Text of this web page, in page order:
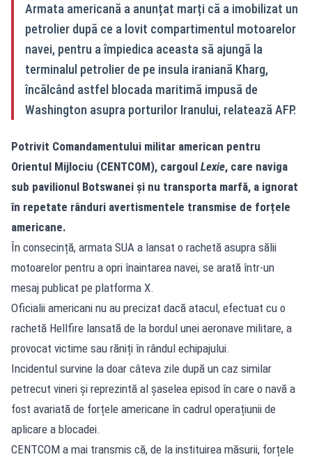
Armata americană a anunțat marți că a imobilizat un
petrolier după ce a lovit compartimentul motoarelor
navei, pentru a împiedica aceasta să ajungă la
terminalul petrolier de pe insula iraniană Kharg,
încălcând astfel blocada maritimă impusă de
Washington asupra porturilor Iranului, relatează AFP.
Potrivit Comandamentului militar american pentru
Orientul Mijlociu (CENTCOM), cargoul Lexie, care naviga
sub pavilionul Botswanei și nu transporta marfă, a ignorat
în repetate rânduri avertismentele transmise de forțele
americane.
În consecință, armata SUA a lansat o rachetă asupra sălii
motoarelor pentru a opri înaintarea navei, se arată într-un
mesaj publicat pe platforma X.
Oficialii americani nu au precizat dacă atacul, efectuat cu o
rachetă Hellfire lansată de la bordul unei aeronave militare, a
provocat victime sau răniți în rândul echipajului.
Incidentul survine la doar câteva zile după un caz similar
petrecut vineri și reprezintă al șaselea episod în care o navă a
fost avariată de forțele americane în cadrul operațiunii de
aplicare a blocadei.
CENTCOM a mai transmis că, de la instituirea măsurii, forțele